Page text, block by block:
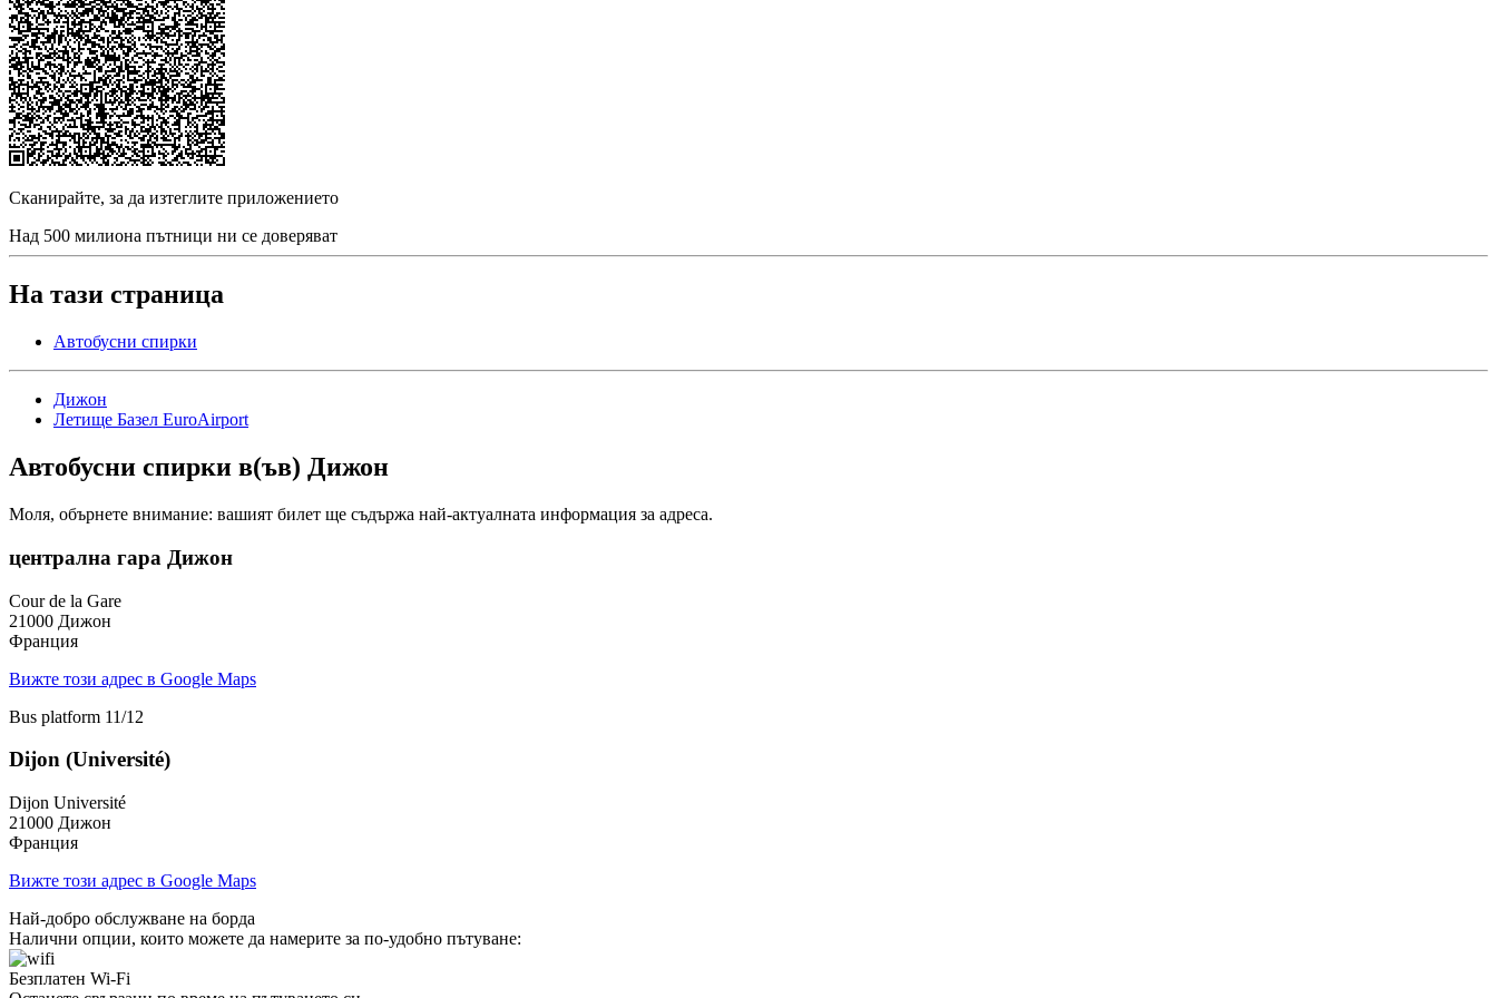
Сканирайте, за да изтеглите приложението
Над 500 милиона пътници ни се доверяват
На тази страница
Автобусни спирки
Дижон
Летище Базел EuroAirport
Автобусни спирки в(ъв) Дижон
Моля, обърнете внимание: вашият билет ще съдържа най-актуалната информация за адреса.
централна гара Дижон
Cour de la Gare
21000 Дижон
Франция
Вижте този адрес в Google Maps
Bus platform 11/12
Dijon (Université)
Dijon Université
21000 Дижон
Франция
Вижте този адрес в Google Maps
Най-добро обслужване на борда
Налични опции, които можете да намерите за по-удобно пътуване:
Безплатен Wi-Fi